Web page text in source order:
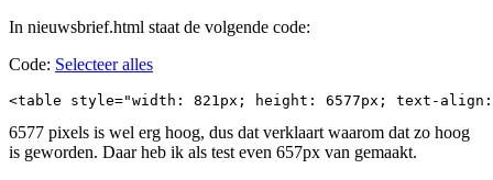
In nieuwsbrief.html staat de volgende code:
Code: Selecteer alles
<table style="width: 821px; height: 6577px; text-
6577 pixels is wel erg hoog, dus dat verklaart waarom dat zo hoog
is geworden. Daar heb ik als test even 657px van gemaakt.